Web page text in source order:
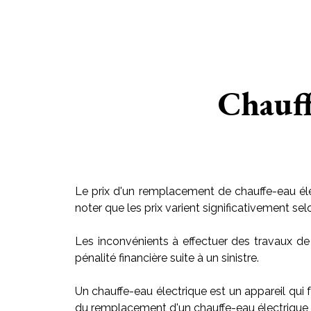
Le prix d'un remplacement de chauffe-eau
noter que les prix varient significativement
Les inconvénients à effectuer des travaux
pénalité financière suite à un sinistre.
Un chauffe-eau électrique est un appareil
du remplacement d'un chauffe-eau